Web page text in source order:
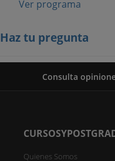
Ver programa
Haz tu pregunta
Consulta
Quienes Somos